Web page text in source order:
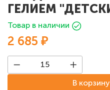
ГЕЛИЕМ
Товар в наличии
2 685 ₽
В корзину